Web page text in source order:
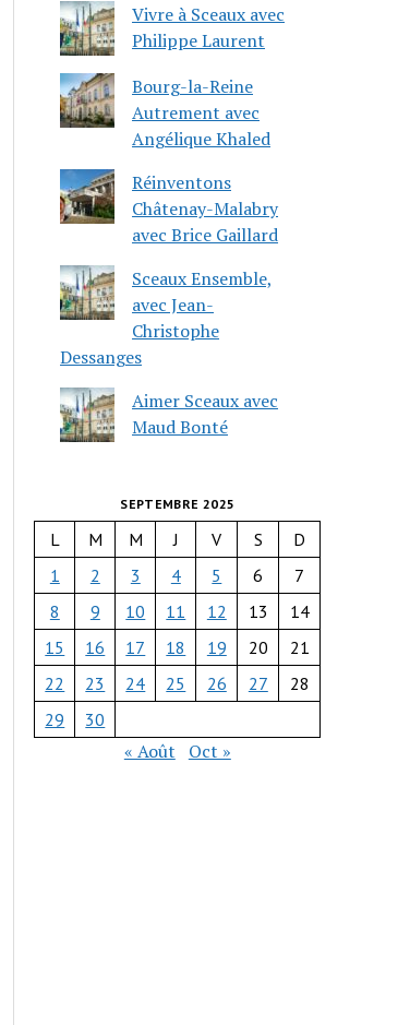
Vivre à Sceaux avec
Philippe Laurent
Bourg-la-Reine
Autrement avec
Angélique Khaled
Réinventons
Châtenay-Malabry
avec Brice Gaillard
Sceaux Ensemble,
avec Jean-
Christophe
Dessanges
Aimer Sceaux avec
Maud Bonté
SEPTEMBRE 2025
L M M J V S
D
1
2 3 4 5 6
7
8
9 10 11 12 13
14
15
16 17 18 19 20
21
22
23 24 25 26 27
28
29
30
« Août Oct »